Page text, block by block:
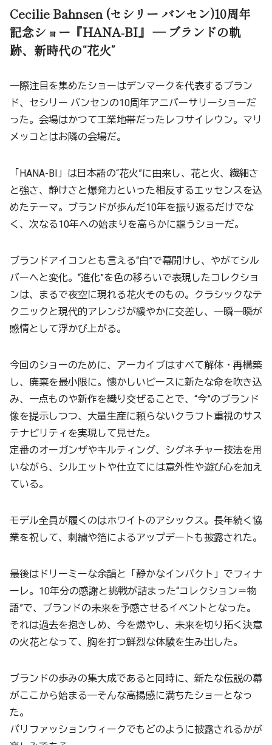
Cecilie Bahnsen (セシリー バンセン)10周年
記念ショー『HANA-BI』 ― ブランドの軌
跡、新時代の“花火”
一際注目を集めたショーはデンマークを代表するブラン
ド、セシリー バンセンの10周年アニバーサリーショーだ
った。会場はかつて工業地帯だったレフサイレウン。マリ
メッコとはお隣の会場だ。
「HANA-BI」は日本語の“花火”に由来し、花と火、繊細さ
と強さ、静けさと爆発力といった相反するエッセンスを込
めたテーマ。ブランドが歩んだ10年を振り返るだけでな
く、次なる10年への始まりを高らかに謳うショーだ。
ブランドアイコンとも言える“白”で幕開けし、やがてシル
バーへと変化。“進化”を色の移ろいで表現したコレクショ
ンは、まるで夜空に現れる花火そのもの。クラシックなテ
クニックと現代的アレンジが緩やかに交差し、一瞬一瞬が
感情として浮かび上がる。
今回のショーのために、アーカイブはすべて解体・再構築
し、廃棄を最小限に。懐かしいピースに新たな命を吹き込
み、一点ものや新作を織り交ぜることで、“今”のブランド
像を提示しつつ、大量生産に頼らないクラフト重視のサス
テナビリティを実現して見せた。
定番のオーガンザやキルティング、シグネチャー技法を用
いながら、シルエットや仕立てには意外性や遊び心を加え
ている。
モデル全員が履くのはホワイトのアシックス。長年続く協
業を祝して、刺繍や箔によるアップデートも披露された。
最後はドリーミーな余韻と「静かなインパクト」でフィナ
ーレ。10年分の感謝と挑戦が詰まった“コレクション＝物
語”で、ブランドの未来を予感させるイベントとなった。
それは過去を抱きしめ、今を燃やし、未来を切り拓く決意
の火花となって、胸を打つ鮮烈な体験を生み出した。
ブランドの歩みの集大成であると同時に、新たな伝説の幕
がここから始まる―そんな高揚感に満ちたショーとなっ
た。
パリファッションウィークでもどのように披露されるかが